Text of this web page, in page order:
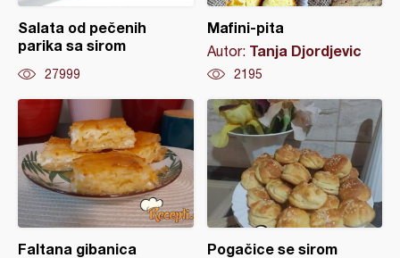
Salata od pečenih
parika sa sirom
27999
Mafini-pita
Autor: Tanja Djordjevic
2195
Faltana gibanica Pogačice se sirom